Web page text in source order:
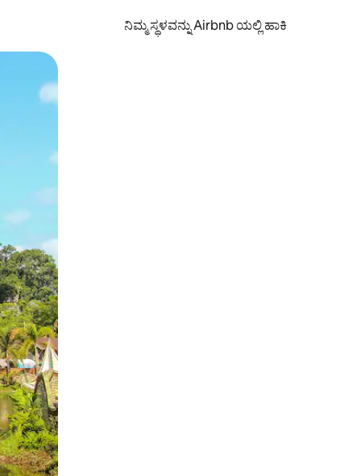
ನಿಮ್ಮ ಸ್ಥಳವನ್ನು Airbnb ಯಲ್ಲಿ ಹಾಕಿ